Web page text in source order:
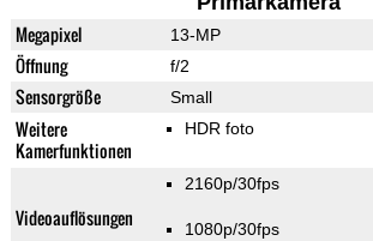
Megapixel 13-MP
Öffnung f/2
Sensorgröße Small
Weitere
Kamerfunktionen
HDR foto
Videoauflösungen
2160p/30fps
1080p/30fps